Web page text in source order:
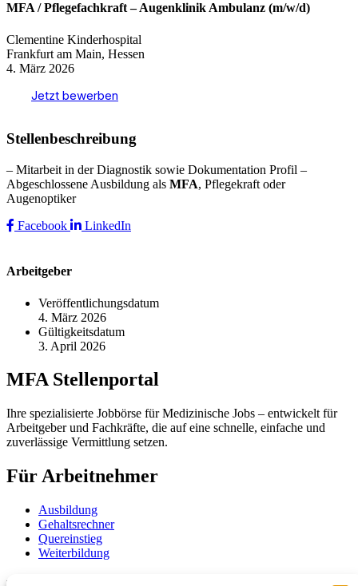
MFA / Pflegefachkraft – Augenklinik Ambulanz (m/w/d)
Clementine Kinderhospital
Frankfurt am Main, Hessen
4. März 2026
Jetzt bewerben
Stellenbeschreibung
– Mitarbeit in der Diagnostik sowie Dokumentation Profil –
Abgeschlossene Ausbildung als MFA, Pflegekraft oder
Augenoptiker
Facebook
LinkedIn
Arbeitgeber
Veröffentlichungsdatum
4. März 2026
Gültigkeitsdatum
3. April 2026
MFA Stellenportal
Ihre spezialisierte Jobbörse für Medizinische Jobs – entwickelt für
Arbeitgeber und Fachkräfte, die auf eine schnelle, einfache und
zuverlässige Vermittlung setzen.
Für Arbeitnehmer
Ausbildung
Gehaltsrechner
Quereinstieg
Weiterbildung